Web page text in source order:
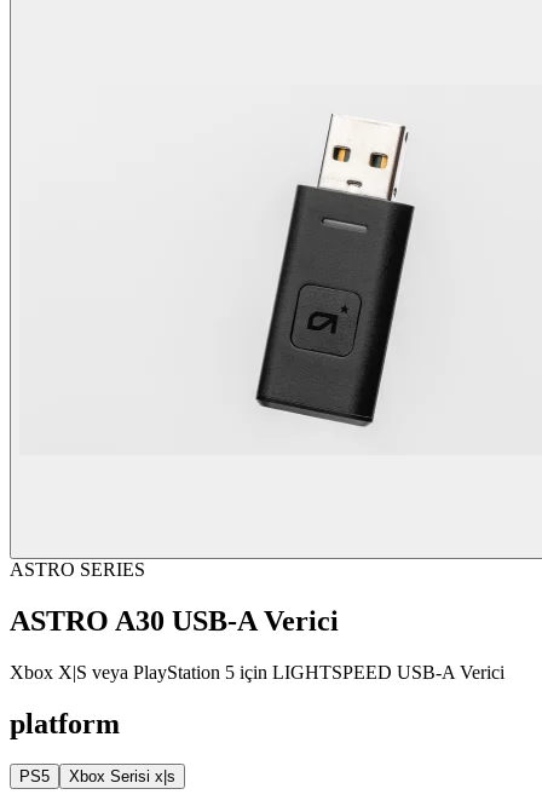
ASTRO SERIES
ASTRO A30 USB-A Verici
Xbox X|S veya PlayStation 5 için LIGHTSPEED USB-A Verici
platform
PS5 Xbox Serisi x|s